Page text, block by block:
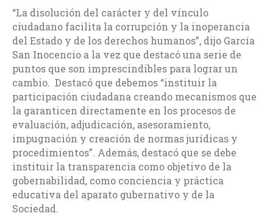
“La disolución del carácter y del vínculo
ciudadano facilita la corrupción y la inoperancia
del Estado y de los derechos humanos”, dijo García
San Inocencio a la vez que destacó una serie de
puntos que son imprescindibles para lograr un
cambio. Destacó que debemos “instituir la
participación ciudadana creando mecanismos que
la garanticen directamente en los procesos de
evaluación, adjudicación, asesoramiento,
impugnación y creación de normas jurídicas y
procedimientos”. Además, destacó que se debe
instituir la transparencia como objetivo de la
gobernabilidad, como conciencia y práctica
educativa del aparato gubernativo y de la
Sociedad.